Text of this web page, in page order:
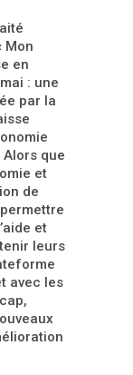
Mon
en
: une
par la
Alors que
et
de
et
leurs
avec les